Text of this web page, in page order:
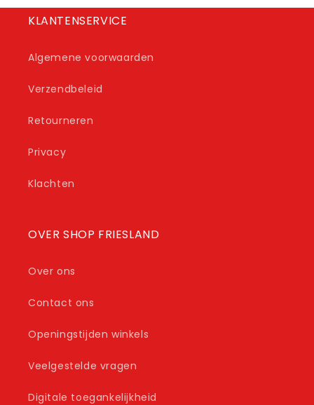
KLANTENSERVICE
Algemene voorwaarden
Verzendbeleid
Retourneren
Privacy
Klachten
OVER SHOP FRIESLAND
Over ons
Contact ons
Openingstijden winkels
Veelgestelde vragen
Digitale toegankelijkheid